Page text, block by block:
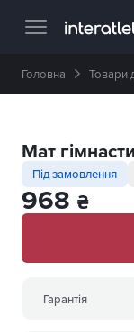
Головна Товари
Мат
Під замовлення
968 ₴
Гарантія